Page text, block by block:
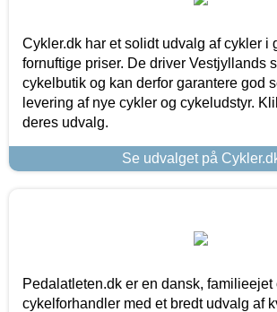
Cykler.dk har et solidt udvalg af cykler i
fornuftige priser. De driver Vestjyllands
cykelbutik og kan derfor garantere god
levering af nye cykler og cykeludstyr.
deres udvalg.
Se udvalget på
Pedalatleten.dk er en dansk, familieejet
cykelforhandler med et bredt udvalg af